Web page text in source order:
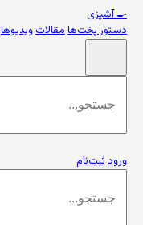
🍳آشپزی
دستور پخت‌هامقالاتویدیوها
ورودثبت‌نام